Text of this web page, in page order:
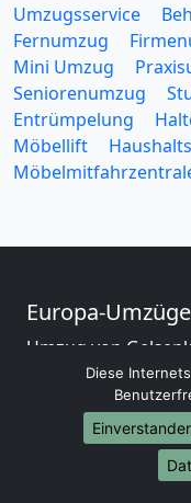
Umzugsservice
Fernumzug
Mini Umzug
Seniorenumzug
Entrümpelung
Möbellift
Europa-Umzüge
Umzug von
Umzug von
Umzug von
Umzug von
Umzug von
Umzug von
Diese